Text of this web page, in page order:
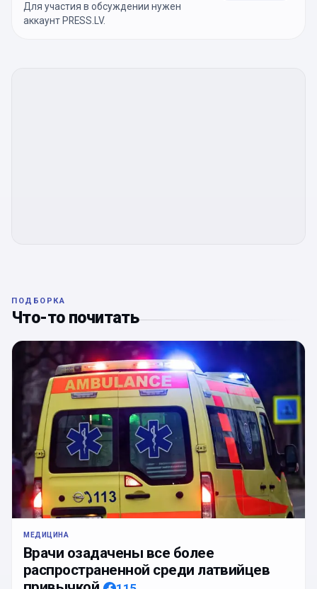
Для участия в обсуждении нужен
аккаунт PRESS.LV.
ПОДБОРКА
Что-то почитать
МЕДИЦИНА
Врачи озадачены все более
распространенной среди латвийцев